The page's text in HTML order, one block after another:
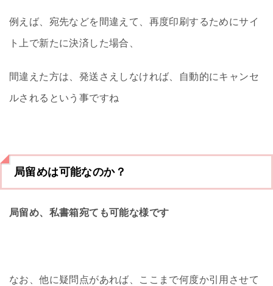
例えば、宛先などを間違えて、再度印刷するためにサイ
ト上で新たに決済した場合、
間違えた方は、発送さえしなければ、自動的にキャンセ
ルされるという事ですね
局留めは可能なのか？
局留め、私書箱宛ても可能な様です
なお、他に疑問点があれば、ここまで何度か引用させて